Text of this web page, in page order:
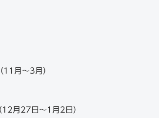
月～3月）
月27日～1月2日）